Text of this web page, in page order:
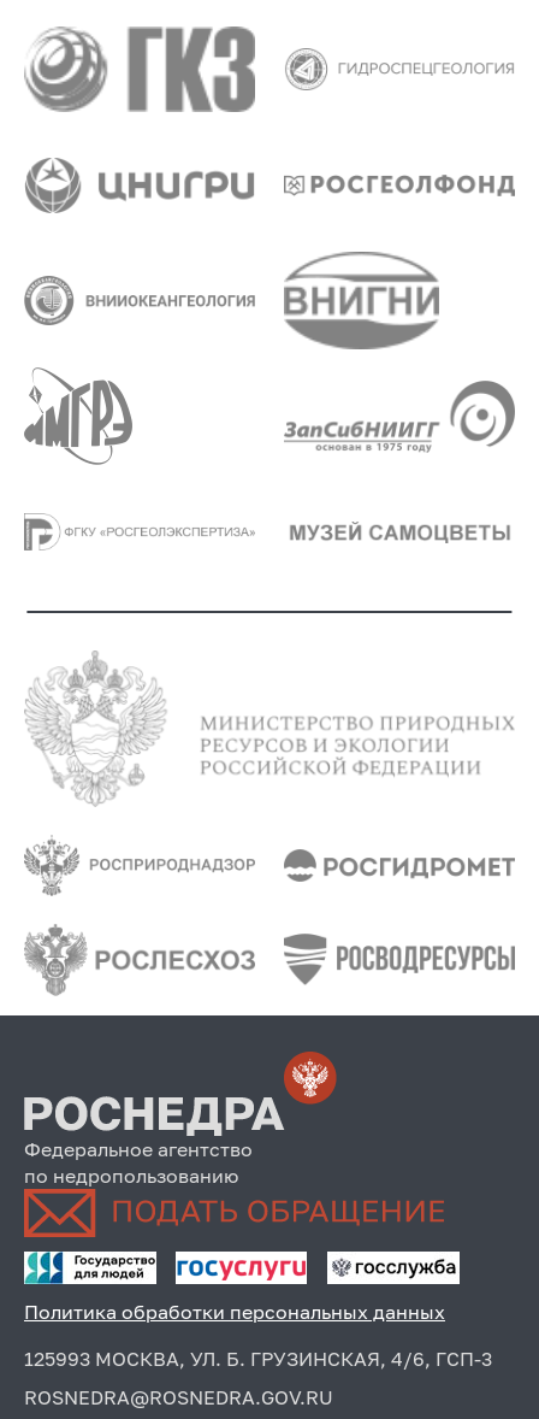
Федеральное агентство
по недропользованию
Политика обработки персональных данных
125993 МОСКВА, УЛ. Б. ГРУЗИНСКАЯ, 4/6, ГСП-3
ROSNEDRA@ROSNEDRA.GOV.RU